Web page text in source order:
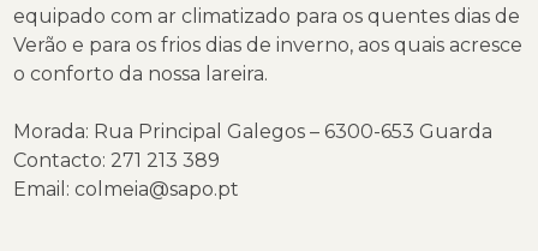
equipado com ar climatizado para os quentes dias de
Verão e para os frios dias de inverno, aos quais acresce
o conforto da nossa lareira.
Morada: Rua Principal Galegos – 6300-653 Guarda
Contacto: 271 213 389
Email:colmeia@sapo.pt